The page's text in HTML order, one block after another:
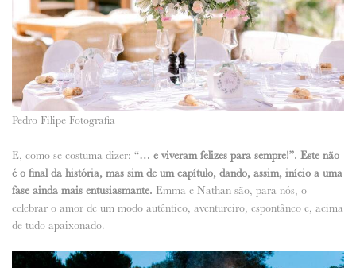
Pedro Filipe Fotografia
E, como se costuma dizer: “… e viveram felizes para sempre!”. Este não
é o final da história, mas sim de um capítulo, dando, assim, início a uma
fase ainda mais entusiasmante. Emma e Nathan são, para nós, o
celebrar o amor de um modo autêntico, aventureiro, espontâneo e, acima
de tudo apaixonado.